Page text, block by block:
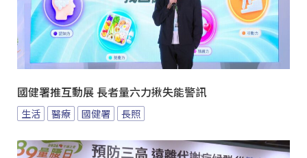
國健署推互動展 長者量六力揪失能警訊
生活 醫療 國健署 長照